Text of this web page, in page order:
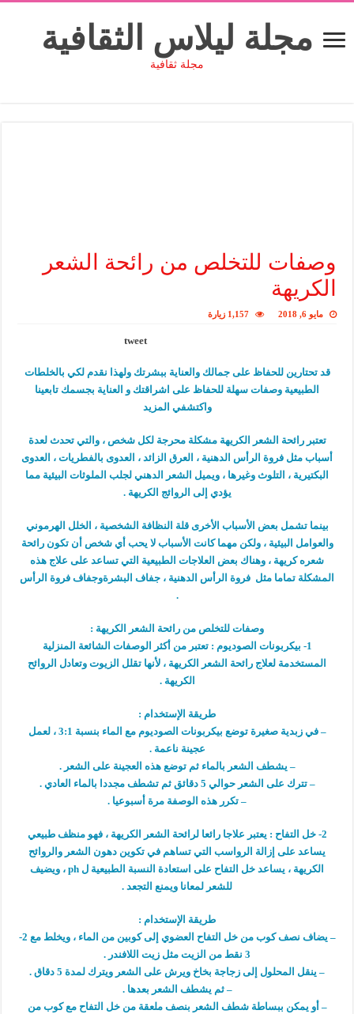
مجلة ليلاس الثقافية
مجلة ثقافية
وصفات للتخلص من رائحة الشعر
الكريهة
مايو 6, 2018 1,157 زيارة
tweet
قد تحتارين للحفاظ على جمالك والعناية ببشرتك ولهذا نقدم لكي بالخلطات
الطبيعية وصفات سهلة للحفاظ على اشراقتك و العناية بجسمك تابعينا
واكتشفي المزيد
تعتبر رائحة الشعر الكريهة مشكلة محرجة لكل شخص ، والتي تحدث لعدة
أسباب مثل فروة الرأس الدهنية ، العرق الزائد ، العدوى بالفطريات ، العدوى
البكتيرية ، التلوث وغيرها ، ويميل الشعر الدهني لجلب الملوثات البيئية مما
يؤدي إلى الروائج الكريهة .
بينما تشمل بعض الأسباب الأخرى قلة النظافة الشخصية ، الخلل الهرموني
والعوامل البيئية ، ولكن مهما كانت الأسباب لا يحب أي شخص أن تكون رائحة
شعره كريهة ، وهناك بعض العلاجات الطبيعية التي تساعد على علاج هذه
المشكلة تماما مثل فروة الرأس الدهنية ، جفاف البشرةوجفاف فروة الرأس
.
وصفات للتخلص من رائحة الشعر الكريهة :
1- بيكربونات الصوديوم : تعتبر من أكثر الوصفات الشائعة المنزلية
المستخدمة لعلاج رائحة الشعر الكريهة ، لأنها تقلل الزيوت وتعادل الروائح
الكريهة .
طريقة الإستخدام :
– في زبدية صغيرة توضع بيكربونات الصوديوم مع الماء بنسبة 3:1 ، لعمل
عجينة ناعمة .
– يشطف الشعر بالماء ثم توضع هذه العجينة على الشعر .
– تترك على الشعر حوالي 5 دقائق ثم تشطف مجددا بالماء العادي .
– تكرر هذه الوصفة مرة أسبوعيا .
2- خل التفاح : يعتبر علاجا رائعا لرائحة الشعر الكريهة ، فهو منظف طبيعي
يساعد على إزالة الرواسب التي تساهم في تكوين دهون الشعر والروائح
الكريهة ، يساعد خل التفاح على استعادة النسبة الطبيعية ل ph ، ويضيف
للشعر لمعانا ويمنع التجعد .
طريقة الإستخدام :
– يضاف نصف كوب من خل التفاح العضوي إلى كوبين من الماء ، ويخلط مع 2-
3 نقط من الزيت مثل زيت اللافندر .
– ينقل المحلول إلى زجاجة بخاخ ويرش على الشعر ويترك لمدة 5 دقاق .
– ثم يشطف الشعر بعدها .
– أو يمكن ببساطة شطف الشعر بنصف ملعقة من خل التفاح مع كوب من